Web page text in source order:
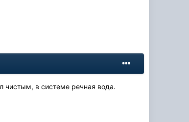
чистым, в системе речная вода.